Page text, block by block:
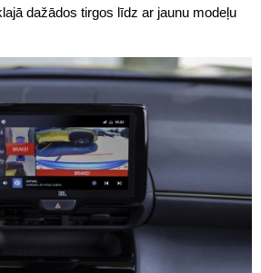
dažādos tirgos līdz ar jaunu modeļu